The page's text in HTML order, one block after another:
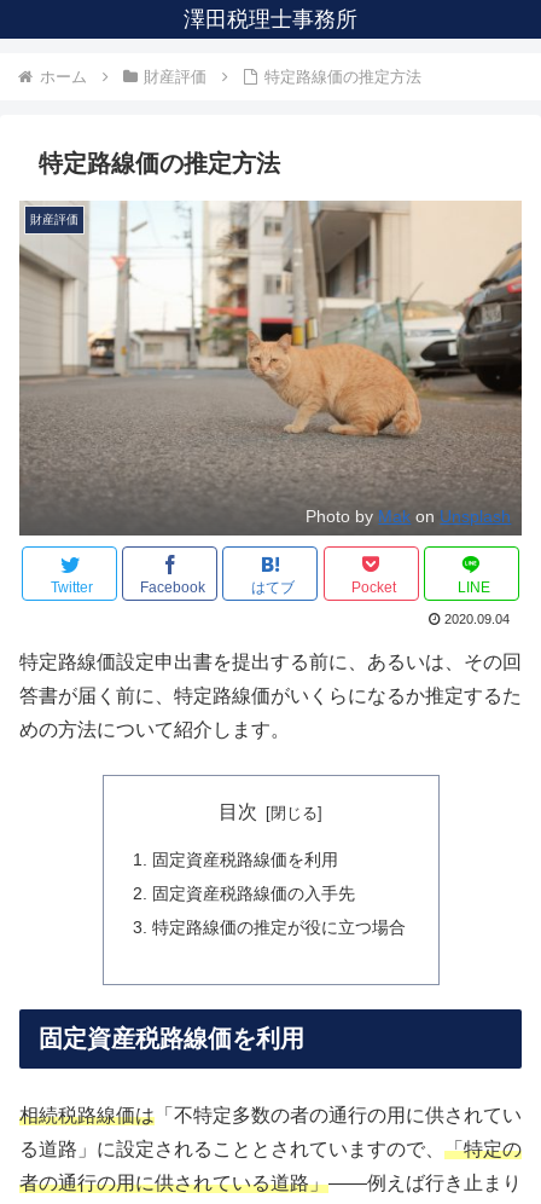
澤田税理士事務所
ホーム 財産評価 特定路線価の推定方法
特定路線価の推定方法
財産評価
Photo by Mak on Unsplash
Twitter Facebook はてブ Pocket LINE
2020.09.04
特定路線価設定申出書を提出する前に、あるいは、その回
答書が届く前に、特定路線価がいくらになるか推定するた
めの方法について紹介します。
目次
固定資産税路線価を利用
固定資産税路線価の入手先
特定路線価の推定が役に立つ場合
固定資産税路線価を利用
相続税路線価は 「不特定多数の者の通行の用に供されてい
る道路」に設定されることとされていますので、 「特定の
者の通行の用に供されている道路」——例えば行き止まり